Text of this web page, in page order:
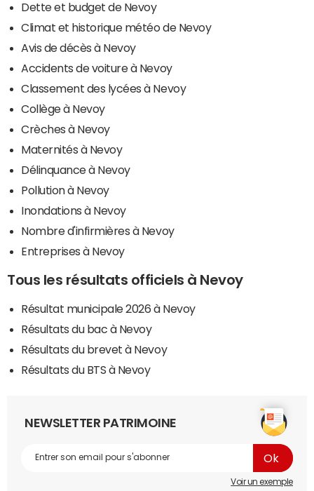
Dette et budget de Nevoy
Climat et historique météo de Nevoy
Avis de décès à Nevoy
Accidents de voiture à Nevoy
Classement des lycées à Nevoy
Collège à Nevoy
Crèches à Nevoy
Maternités à Nevoy
Délinquance à Nevoy
Pollution à Nevoy
Inondations à Nevoy
Nombre d'infirmières à Nevoy
Entreprises à Nevoy
Tous les résultats officiels à Nevoy
Résultat municipale 2026 à Nevoy
Résultats du bac à Nevoy
Résultats du brevet à Nevoy
Résultats du BTS à Nevoy
NEWSLETTER PATRIMOINE
Voir un exemple